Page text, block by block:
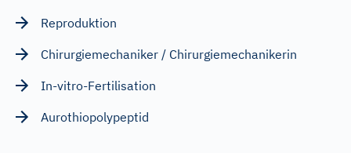
Reproduktion
Chirurgiemechaniker / Chirurgiemechanikerin
In-vitro-Fertilisation
Aurothiopolypeptid